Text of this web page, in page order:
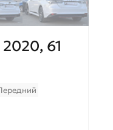
2020, 61